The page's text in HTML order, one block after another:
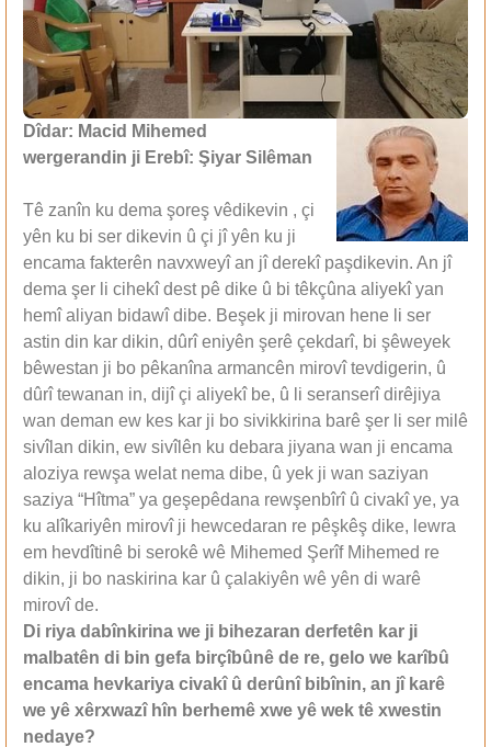
Dîdar: Macid Mihemed
wergerandin ji Erebî: Şiyar Silêman
Tê zanîn ku dema şoreş vêdikevin , çi
yên ku bi ser dikevin û çi jî yên ku ji
encama fakterên navxweyî an jî derekî paşdikevin. An jî
dema şer li cihekî dest pê dike û bi têkçûna aliyekî yan
hemî aliyan bidawî dibe. Beşek ji mirovan hene li ser
astin din kar dikin, dûrî eniyên şerê çekdarî, bi şêweyek
bêwestan ji bo pêkanîna armancên mirovî tevdigerin, û
dûrî tewanan in, dijî çi aliyekî be, û li seranserî dirêjiya
wan deman ew kes kar ji bo sivikkirina barê şer li ser milê
sivîlan dikin, ew sivîlên ku debara jiyana wan ji encama
aloziya rewşa welat nema dibe, û yek ji wan saziyan
saziya “Hîtma” ya geşepêdana rewşenbîrî û civakî ye, ya
ku alîkariyên mirovî ji hewcedaran re pêşkêş dike, lewra
em hevdîtinê bi serokê wê Mihemed Şerîf Mihemed re
dikin, ji bo naskirina kar û çalakiyên wê yên di warê
mirovî de.
Di riya dabînkirina we ji bihezaran derfetên kar ji
malbatên di bin gefa birçîbûnê de re, gelo we karîbû
encama hevkariya civakî û derûnî bibînin, an jî karê
we yê xêrxwazî hîn berhemê xwe yê wek tê xwestin
nedaye?